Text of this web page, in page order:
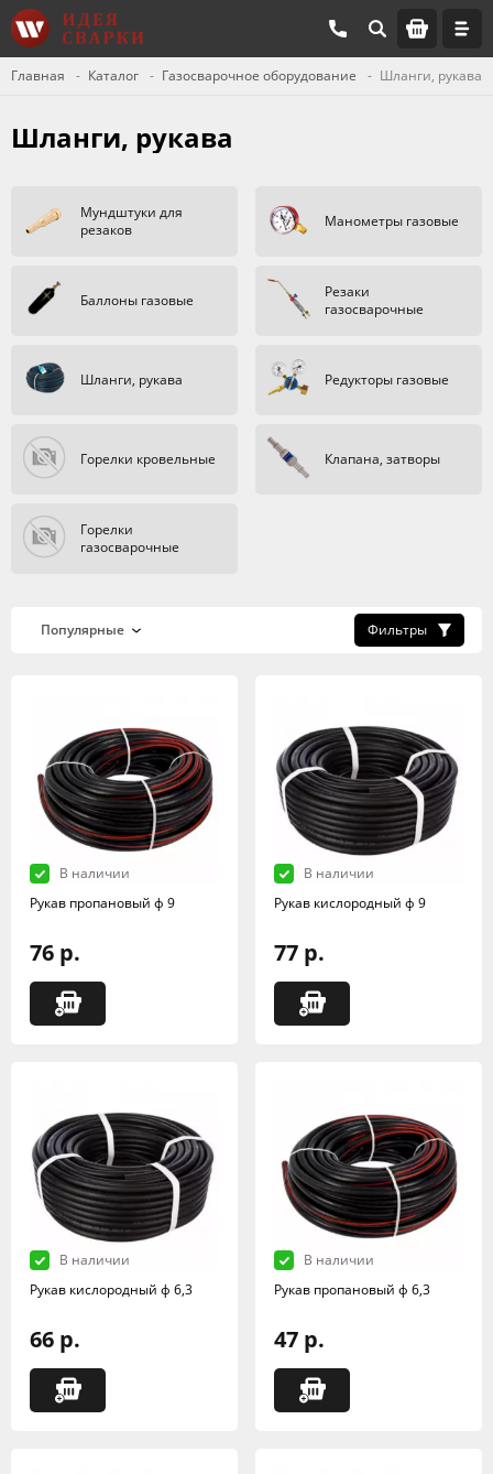
Главная Каталог Газосварочное оборудование Шланги, рукава
Шланги, рукава
Мундштуки для
резаков
Манометры газовые
Баллоны газовые
Резаки
газосварочные
Шланги, рукава Редукторы газовые
Горелки кровельные Клапана, затворы
Горелки
газосварочные
Фильтры
В наличии
Рукав пропановый ф 9
76 р.
В наличии
Рукав кислородный ф 9
77 р.
В наличии
Рукав кислородный ф 6,3
66 р.
В наличии
Рукав пропановый ф 6,3
47 р.